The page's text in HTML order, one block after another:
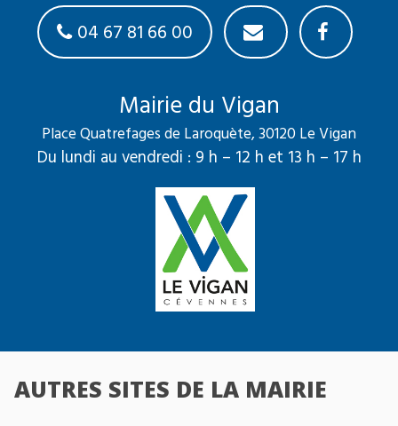
04 67 81 66 00
Mairie du Vigan
Place Quatrefages de Laroquète, 30120 Le Vigan
Du lundi au vendredi : 9 h – 12 h et 13 h – 17 h
AUTRES SITES DE LA MAIRIE